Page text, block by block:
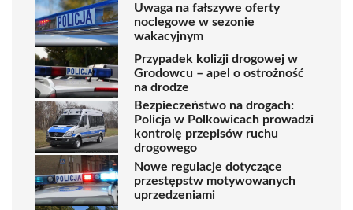
Uwaga na fałszywe oferty
noclegowe w sezonie
wakacyjnym
Przypadek kolizji drogowej w
Grodowcu – apel o ostrożność
na drodze
Bezpieczeństwo na drogach:
Policja w Polkowicach prowadzi
kontrolę przepisów ruchu
drogowego
Nowe regulacje dotyczące
przestępstw motywowanych
uprzedzeniami